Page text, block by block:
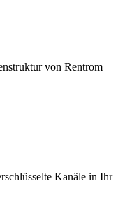
von Rentrom
Kanäle in Ihr